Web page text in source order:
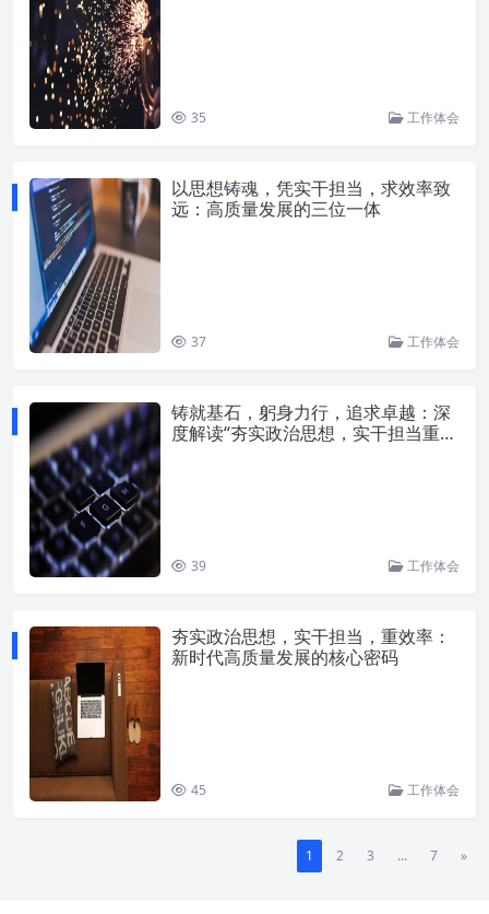
35 工作体会
以思想铸魂，凭实干担当，求效率致
远：高质量发展的三位一体
37 工作体会
铸就基石，躬身力行，追求卓越：深
度解读“夯实政治思想，实干担当重效
39 工作体会
夯实政治思想，实干担当，重效率：
新时代高质量发展的核心密码
45 工作体会
1 2 3 ... 7 »